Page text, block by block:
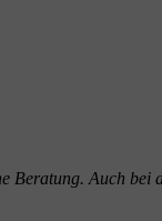
Beratung. Auch